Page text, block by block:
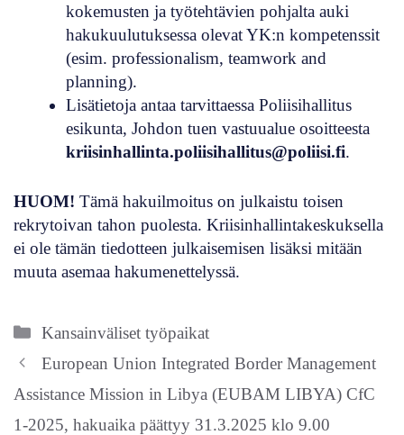
kokemusten ja työtehtävien pohjalta auki
hakukuulutuksessa olevat YK:n kompetenssit
(esim. professionalism, teamwork and
planning).
Lisätietoja antaa tarvittaessa Poliisihallitus
esikunta, Johdon tuen vastuualue osoitteesta
kriisinhallinta.poliisihallitus@poliisi.fi.
HUOM! Tämä hakuilmoitus on julkaistu toisen
rekrytoivan tahon puolesta. Kriisinhallintakeskuksella
ei ole tämän tiedotteen julkaisemisen lisäksi mitään
muuta asemaa hakumenettelyssä.
Kategoriat
Kansainväliset työpaikat
European Union Integrated Border Management
Assistance Mission in Libya (EUBAM LIBYA) CfC
1-2025, hakuaika päättyy 31.3.2025 klo 9.00